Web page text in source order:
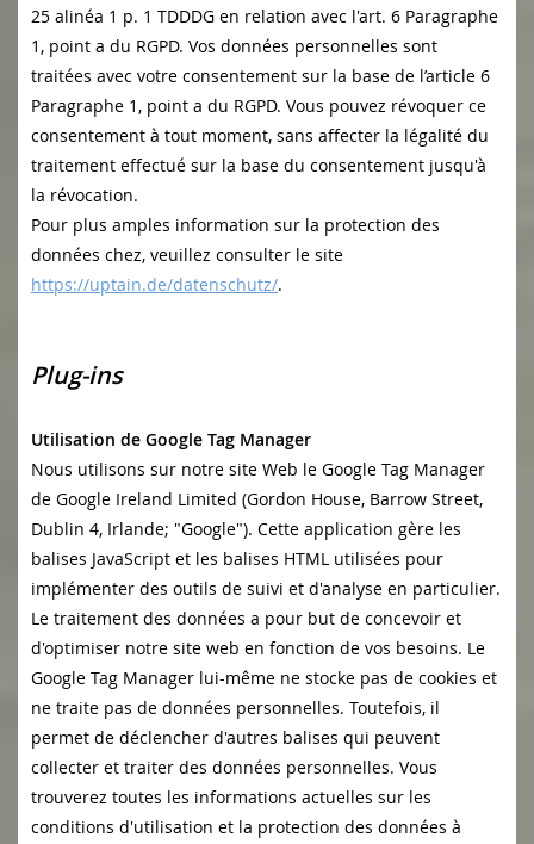
25 alinéa 1 p. 1 TDDDG en relation avec l'art. 6 Paragraphe
1, point a du RGPD. Vos données personnelles sont
traitées avec votre consentement sur la base de l’article 6
Paragraphe 1, point a du RGPD. Vous pouvez révoquer ce
consentement à tout moment, sans affecter la légalité du
traitement effectué sur la base du consentement jusqu'à
la révocation.
Pour plus amples information sur la protection des
données chez, veuillez consulter le site
https://uptain.de/datenschutz/.
Plug-ins
Utilisation de Google Tag Manager
Nous utilisons sur notre site Web le Google Tag Manager
de Google Ireland Limited (Gordon House, Barrow Street,
Dublin 4, Irlande; "Google"). Cette application gère les
balises JavaScript et les balises HTML utilisées pour
implémenter des outils de suivi et d'analyse en particulier.
Le traitement des données a pour but de concevoir et
d'optimiser notre site web en fonction de vos besoins. Le
Google Tag Manager lui-même ne stocke pas de cookies et
ne traite pas de données personnelles. Toutefois, il
permet de déclencher d'autres balises qui peuvent
collecter et traiter des données personnelles. Vous
trouverez toutes les informations actuelles sur les
conditions d'utilisation et la protection des données à